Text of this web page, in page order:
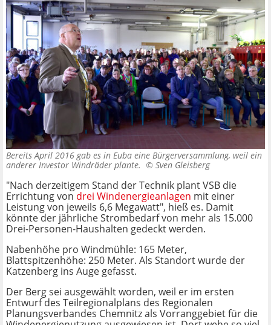
Bereits April 2016 gab es in Euba eine Bürgerversammlung, weil ein
anderer Investor Windräder plante. © Sven Gleisberg
"Nach derzeitigem Stand der Technik plant VSB die
Errichtung von drei Windenergieanlagen mit einer
Leistung von jeweils 6,6 Megawatt", hieß es. Damit
könnte der jährliche Strombedarf von mehr als 15.000
Drei-Personen-Haushalten gedeckt werden.
Nabenhöhe pro Windmühle: 165 Meter,
Blattspitzenhöhe: 250 Meter. Als Standort wurde der
Katzenberg ins Auge gefasst.
Der Berg sei ausgewählt worden, weil er im ersten
Entwurf des Teilregionalplans des Regionalen
Planungsverbandes Chemnitz als Vorranggebiet für die